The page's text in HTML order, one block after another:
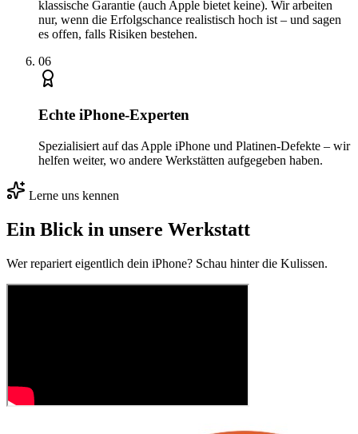
klassische Garantie (auch Apple bietet keine). Wir arbeiten
nur, wenn die Erfolgschance realistisch hoch ist – und sagen
es offen, falls Risiken bestehen.
06
Echte iPhone-Experten
Spezialisiert auf das Apple iPhone und Platinen-Defekte – wir
helfen weiter, wo andere Werkstätten aufgegeben haben.
Lerne uns kennen
Ein Blick in unsere Werkstatt
Wer repariert eigentlich dein iPhone? Schau hinter die Kulissen.